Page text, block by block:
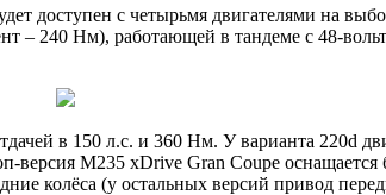
доступен с четырьмя двигателями на
240 Нм), работающей в тандеме с 48-
в 150 л.с. и 360 Нм. У варианта 220d
версия M235 xDrive Gran Coupe
колёса (у остальных версий привод